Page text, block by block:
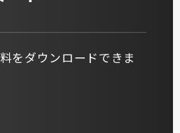
をダウンロードできま